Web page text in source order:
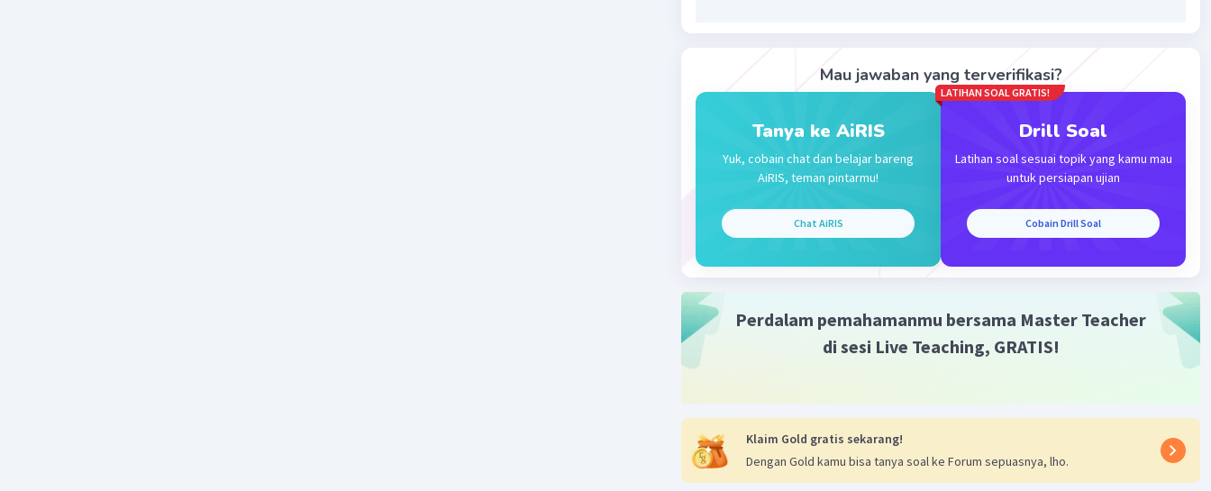
Iklan
Mau jawaban yang terverifikasi?
Tanya ke AiRIS
Yuk, cobain chat dan belajar bareng
AiRIS, teman pintarmu!
Chat AiRIS
LATIHAN SOAL GRATIS!
Drill Soal
Latihan soal sesuai topik yang kamu mau
untuk persiapan ujian
Cobain Drill Soal
Perdalam pemahamanmu bersama Master Teacher
di sesi Live Teaching, GRATIS!
Klaim Gold gratis sekarang!
Dengan Gold kamu bisa tanya soal ke Forum sepuasnya, lho.